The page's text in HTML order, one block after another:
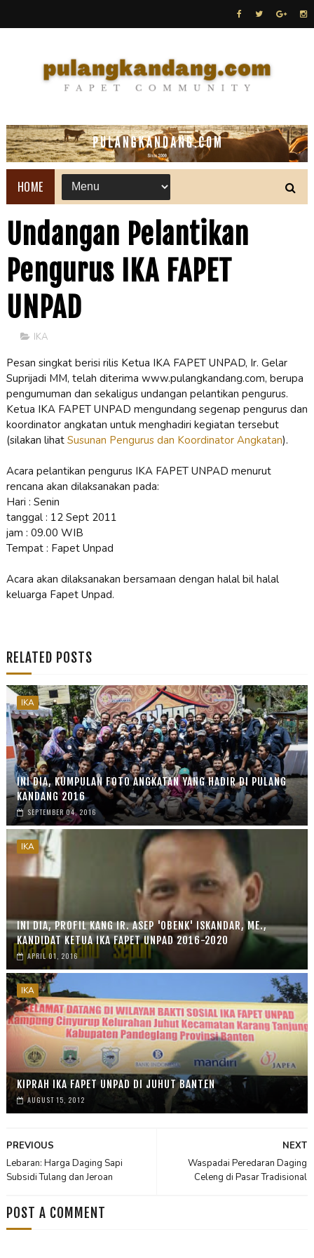
HOME
Undangan Pelantikan
Pengurus IKA FAPET
UNPAD
IKA
Pesan singkat berisi rilis Ketua IKA FAPET UNPAD, Ir. Gelar
Suprijadi MM, telah diterima www.pulangkandang.com, berupa
pengumuman dan sekaligus undangan pelantikan pengurus.
Ketua IKA FAPET UNPAD mengundang segenap pengurus dan
koordinator angkatan untuk menghadiri kegiatan tersebut
(silakan lihat Susunan Pengurus dan Koordinator Angkatan).
Acara pelantikan pengurus IKA FAPET UNPAD menurut
rencana akan dilaksanakan pada:
Hari : Senin
tanggal : 12 Sept 2011
jam : 09.00 WIB
Tempat : Fapet Unpad
Acara akan dilaksanakan bersamaan dengan halal bil halal
keluarga Fapet Unpad.
RELATED POSTS
IKA
INI DIA, KUMPULAN FOTO ANGKATAN YANG HADIR DI PULANG
KANDANG 2016
SEPTEMBER 04, 2016
IKA
INI DIA, PROFIL KANG IR. ASEP 'OBENK' ISKANDAR, ME.,
KANDIDAT KETUA IKA FAPET UNPAD 2016-2020
APRIL 01, 2016
IKA
KIPRAH IKA FAPET UNPAD DI JUHUT BANTEN
AUGUST 15, 2012
NEXT
Waspadai Peredaran Daging
Celeng di Pasar Tradisional
PREVIOUS
Lebaran: Harga Daging Sapi
Subsidi Tulang dan Jeroan
POST A COMMENT